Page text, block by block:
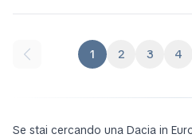
1 2 3 4
Se stai cercando una Dacia in